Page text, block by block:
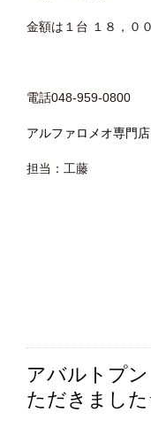
金額は１台 １８，０
電話048-959-0800
アルファロメオ専門
担当：工藤
アバルトプ
ただきまし